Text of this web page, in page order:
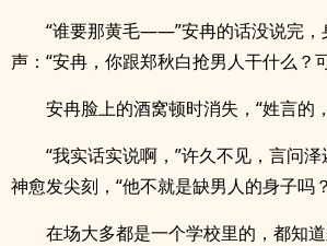
“谁要那黄毛——”安冉的话没说完，
声：“安冉，你跟郑秋白抢男人干什么？
安冉脸上的酒窝顿时消失，“姓言的
“我实话实说啊，”许久不见，言问
神愈发尖刻，“他不就是缺男人的身子吗
在场大多都是一个学校里的，都知